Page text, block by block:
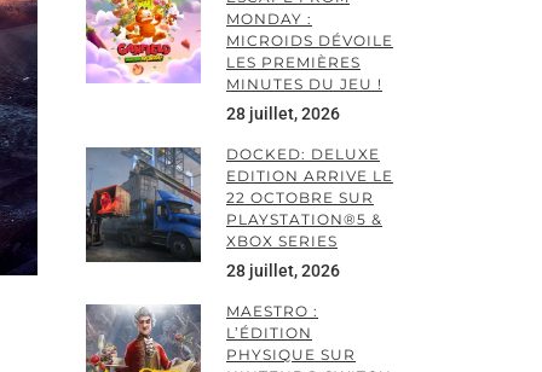
MONDAY :
MICROIDS DÉVOILE
LES PREMIÈRES
MINUTES DU JEU !
28 juillet, 2026
DOCKED: DELUXE
EDITION ARRIVE LE
22 OCTOBRE SUR
PLAYSTATION®5 &
XBOX SERIES
28 juillet, 2026
MAESTRO :
L’ÉDITION
PHYSIQUE SUR